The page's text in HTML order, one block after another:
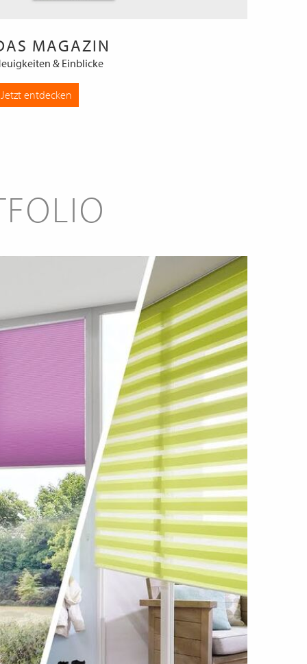
MAGAZIN
& Einblicke
Jetzt entdecken